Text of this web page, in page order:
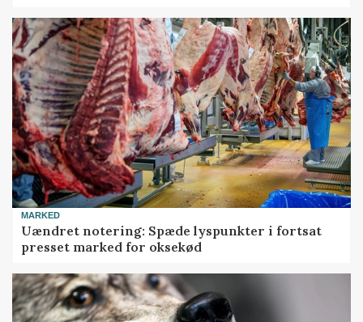
MARKED
Uændret notering: Spæde lyspunkter i fortsat
presset marked for oksekød